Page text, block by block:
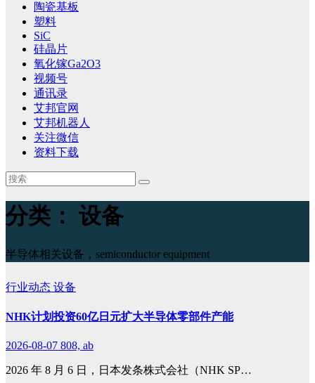
陶瓷基板
塑料
SiC
硅晶片
氧化镓Ga2O3
视频号
通讯录
艾邦官网
艾邦机器人
关注微信
资料下载
分类： 设备
半导体相关设备，semiconductor equipment
行业动态 设备
NHK计划投资60亿日元扩大半导体零部件产能
2026-08-07 808, ab
2026 年 8 月 6 日，日本发条株式会社（NHK SP…